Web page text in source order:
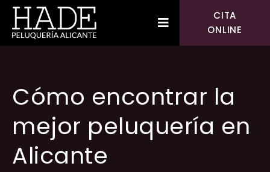
CITA
ONLINE
Cómo encontrar la
mejor peluquería en
Alicante